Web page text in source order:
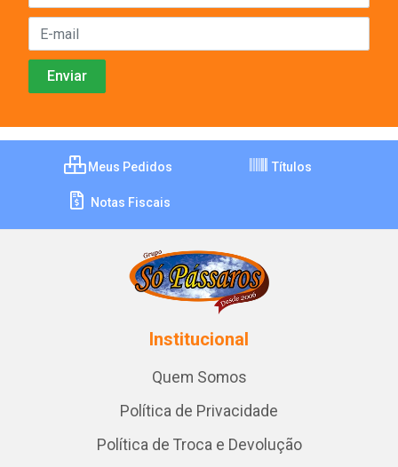
Meus Pedidos Títulos
Notas Fiscais
Institucional
Quem Somos
Política de Privacidade
Política de Troca e Devolução